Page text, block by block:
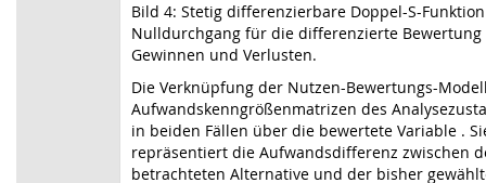
Bild 4: Stetig differenzierbare Doppel-S-
Nulldurchgang für die differenzierte Bewertung
Gewinnen und Verlusten.
Die Verknüpfung der Nutzen-Bewertungs-
Aufwandskenngrößenmatrizen des
in beiden Fällen über die bewertete Variable .
repräsentiert die Aufwandsdifferenz zwischen
betrachteten Alternative und der bisher